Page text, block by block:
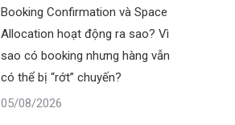
Booking Confirmation và Space
Allocation hoạt động ra sao? Vì
sao có booking nhưng hàng vẫn
có thể bị “rớt” chuyến?
05/08/2026